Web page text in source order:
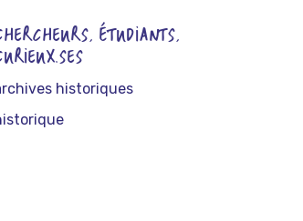
ÉTUDIANTS,
historiques